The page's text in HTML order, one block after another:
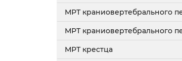
МРТ краниовертебрального
МРТ краниовертебрального
МРТ крестца